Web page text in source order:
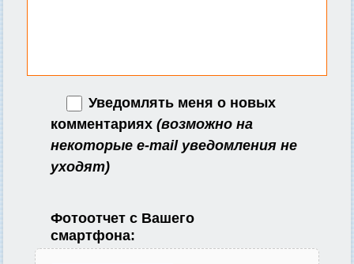
Уведомлять меня о новых
комментариях (возможно на
некоторые e-mail уведомления не
уходят)
Фотоотчет с Вашего
смартфона: